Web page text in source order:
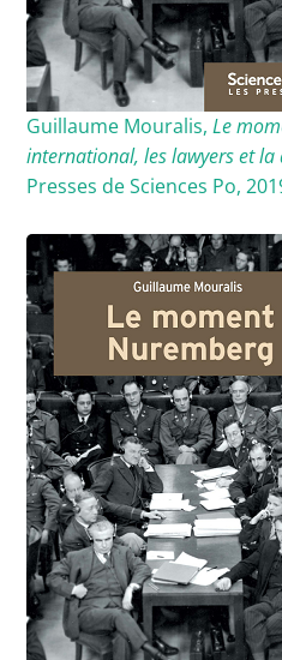
Guillaume Mouralis,Le
international, les lawyers et
Presses de Sciences Po,